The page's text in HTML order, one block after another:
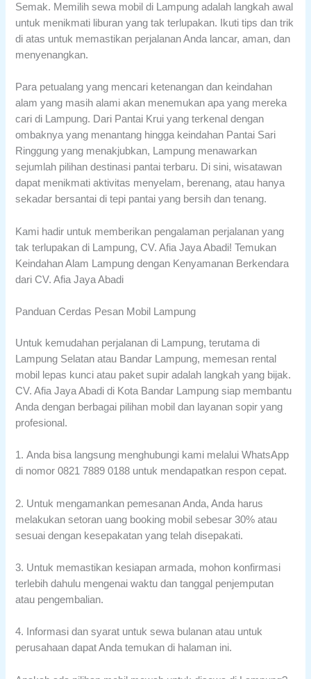
Semak. Memilih sewa mobil di Lampung adalah langkah awal
untuk menikmati liburan yang tak terlupakan. Ikuti tips dan trik
di atas untuk memastikan perjalanan Anda lancar, aman, dan
menyenangkan.
Para petualang yang mencari ketenangan dan keindahan
alam yang masih alami akan menemukan apa yang mereka
cari di Lampung. Dari Pantai Krui yang terkenal dengan
ombaknya yang menantang hingga keindahan Pantai Sari
Ringgung yang menakjubkan, Lampung menawarkan
sejumlah pilihan destinasi pantai terbaru. Di sini, wisatawan
dapat menikmati aktivitas menyelam, berenang, atau hanya
sekadar bersantai di tepi pantai yang bersih dan tenang.
Kami hadir untuk memberikan pengalaman perjalanan yang
tak terlupakan di Lampung, CV. Afia Jaya Abadi! Temukan
Keindahan Alam Lampung dengan Kenyamanan Berkendara
dari CV. Afia Jaya Abadi
Panduan Cerdas Pesan Mobil Lampung
Untuk kemudahan perjalanan di Lampung, terutama di
Lampung Selatan atau Bandar Lampung, memesan rental
mobil lepas kunci atau paket supir adalah langkah yang bijak.
CV. Afia Jaya Abadi di Kota Bandar Lampung siap membantu
Anda dengan berbagai pilihan mobil dan layanan sopir yang
profesional.
1. Anda bisa langsung menghubungi kami melalui WhatsApp
di nomor 0821 7889 0188 untuk mendapatkan respon cepat.
2. Untuk mengamankan pemesanan Anda, Anda harus
melakukan setoran uang booking mobil sebesar 30% atau
sesuai dengan kesepakatan yang telah disepakati.
3. Untuk memastikan kesiapan armada, mohon konfirmasi
terlebih dahulu mengenai waktu dan tanggal penjemputan
atau pengembalian.
4. Informasi dan syarat untuk sewa bulanan atau untuk
perusahaan dapat Anda temukan di halaman ini.